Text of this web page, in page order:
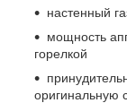
настенный
мощность
горелкой
оригинальную